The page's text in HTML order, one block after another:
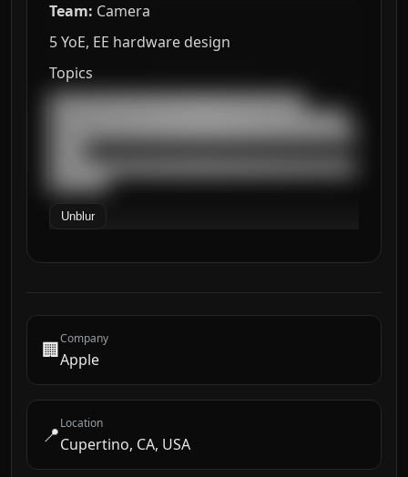
Team: Camera
5 YoE, EE hardware design
Topics
███████████████████████████████████
█████████████████████████████████████████
██████████████████████████████████████████
████████
Unblur
🏢Company
Apple
📍Location
Cupertino, CA, USA